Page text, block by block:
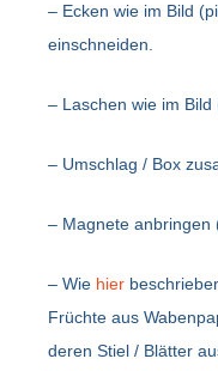
– Ecken wie im Bild
einschneiden.
– Laschen wie im
– Umschlag / Box
– Magnete anbringen
– Wie hier
Früchte aus
deren Stiel / Blätter